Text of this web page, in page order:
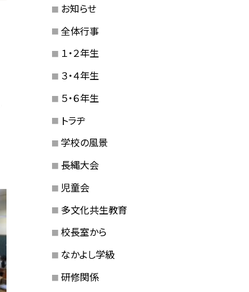
お知らせ
全体行事
１・２年生
３・４年生
５・６年生
トラヂ
学校の風景
長縄大会
児童会
多文化共生教育
校長室から
なかよし学級
研修関係